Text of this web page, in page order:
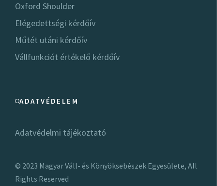
Oxford Shoulder
Elégedettségi kérdőív
Műtét utáni kérdőív
Vállfunkciót értékelő kérdőív
ADATVÉDELEM
Adatvédelmi tájékoztató
© 2023 Magyar Váll- és Könyöksebészek Egyesülete, All
Rights Reserved